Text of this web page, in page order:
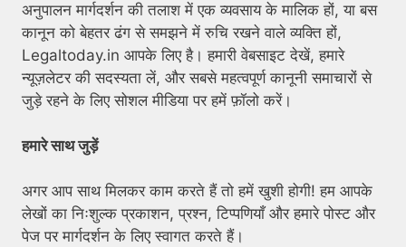
अनुपालन मार्गदर्शन की तलाश में एक व्यवसाय के मालिक हों, या बस
कानून को बेहतर ढंग से समझने में रुचि रखने वाले व्यक्ति हों,
Legaltoday.in आपके लिए है। हमारी वेबसाइट देखें, हमारे
न्यूज़लेटर की सदस्यता लें, और सबसे महत्वपूर्ण कानूनी समाचारों से
जुड़े रहने के लिए सोशल मीडिया पर हमें फ़ॉलो करें।
हमारे साथ जुड़ें
अगर आप साथ मिलकर काम करते हैं तो हमें खुशी होगी! हम आपके
लेखों का निःशुल्क प्रकाशन, प्रश्न, टिप्पणियाँ और हमारे पोस्ट और
पेज पर मार्गदर्शन के लिए स्वागत करते हैं।